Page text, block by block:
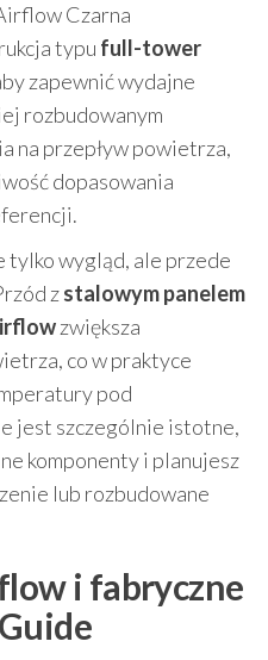
Czarna
typu full-tower
zapewnić wydajne
rozbudowanym
na przepływ powietrza,
dopasowania
tylko wygląd, ale przede
zstalowym panelem
zwiększa
co w praktyce
pod
jest szczególnie istotne,
komponenty i planujesz
lub rozbudowane
i fabryczne